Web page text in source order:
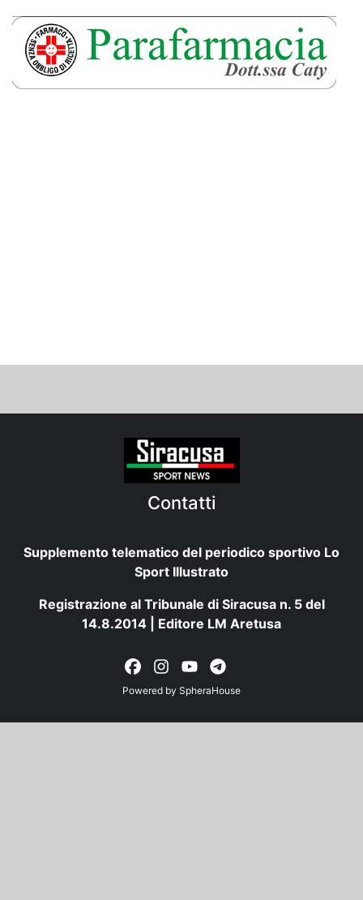
Contatti
Supplemento telematico del periodico sportivo Lo
Sport Illustrato
Registrazione al Tribunale di Siracusa n. 5 del
14.8.2014 | Editore LM Aretusa
Powered by SpheraHouse